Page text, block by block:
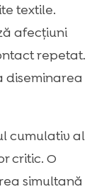
textile.
afecțiuni
repetat.
diseminarea
cumulativ al
critic. O
simultană